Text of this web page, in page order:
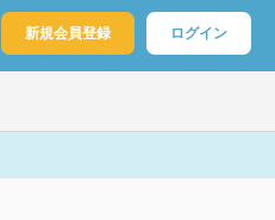
新規会員登録 ログイン